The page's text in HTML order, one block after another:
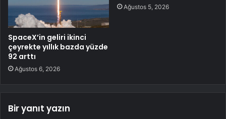
SpaceX’in geliri ikinci
çeyrekte yıllık bazda yüzde
92 arttı
Ağustos 6, 2026
Ağustos 5, 2026
Bir yanıt yazın